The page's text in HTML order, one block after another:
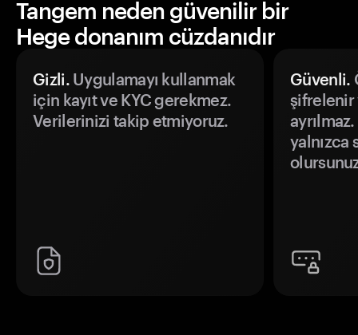
Tangem neden güvenilir bir
Hege donanım cüzdanıdır
Gizli.Uygulamayı kullanmak
için kayıt ve KYC gerekmez.
Verilerinizi takip etmiyoruz.
Güvenli.
şifrelenir
yalnızca